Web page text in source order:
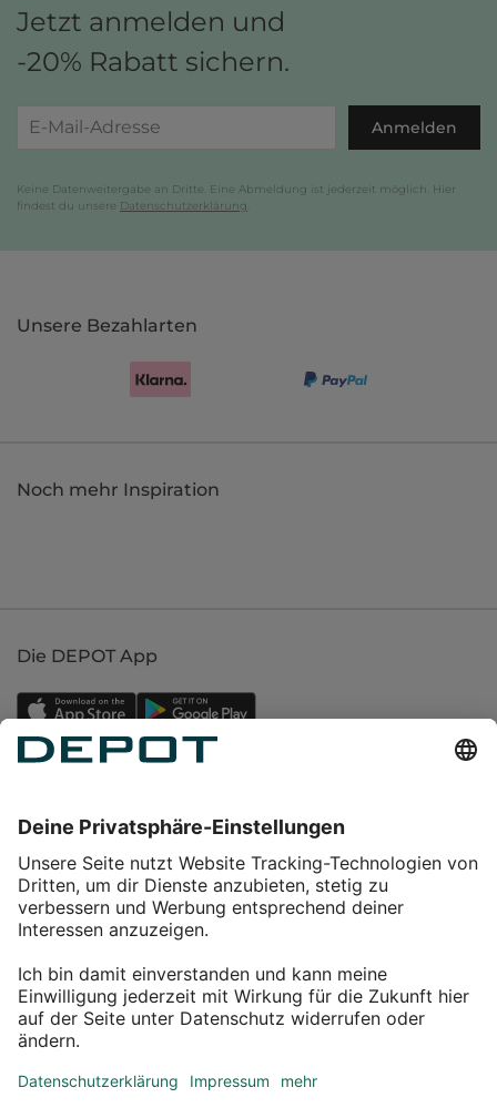
Jetzt anmelden und
-20% Rabatt sichern.
Anmelden
Keine Datenweitergabe an Dritte. Eine Abmeldung ist jederzeit möglich. Hier
findest du unsere Datenschutzerklärung
Unsere Bezahlarten
Noch mehr Inspiration
Die DEPOT App
Service
Über DEPOT
Kontakt